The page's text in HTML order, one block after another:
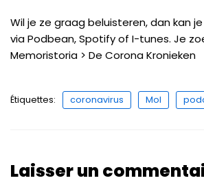
Wil je ze graag beluisteren, dan kan
via Podbean, Spotify of I-tunes. Je
Memoristoria > De Corona Kronieken
Étiquettes: coronavirus Mol
Laisser un